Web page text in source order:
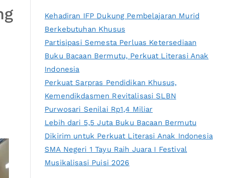
Kehadiran IFP Dukung Pembelajaran Murid
Berkebutuhan Khusus
Partisipasi Semesta Perluas Ketersediaan
Buku Bacaan Bermutu, Perkuat Literasi Anak
Indonesia
Perkuat Sarpras Pendidikan Khusus,
Kemendikdasmen Revitalisasi SLBN
Purwosari Senilai Rp1,4 Miliar
Lebih dari 5,5 Juta Buku Bacaan Bermutu
Dikirim untuk Perkuat Literasi Anak Indonesia
SMA Negeri 1 Tayu Raih Juara I Festival
Musikalisasi Puisi 2026